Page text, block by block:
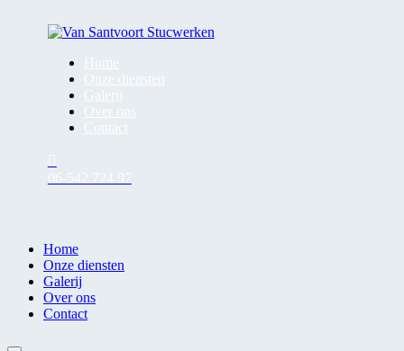
Home
Onze diensten
Galerij
Over ons
Contact
06-542 724 97
Home
Onze diensten
Galerij
Over ons
Contact